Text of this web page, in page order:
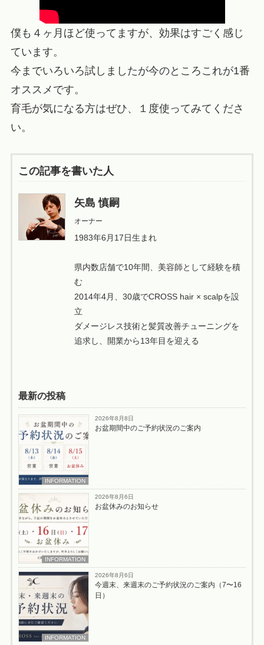
僕も４ヶ月ほど使ってますが、効果はすごく感じ
ています。
今までいろいろ試しましたが今のところこれが1番
オススメです。
育毛が気になる方はぜひ、１度使ってみてくださ
い。
この記事を書いた人
矢島 慎嗣
オーナー
1983年6月17日生まれ
県内数店舗で10年間、美容師として経験を積
む
2014年4月、30歳でCROSS hair × scalpを設
立
ダメージレス技術と髪質改善チューニングを
追求し、開業から13年目を迎える
最新の投稿
INFORMATION
2026年8月8日
お盆期間中のご予約状況のご案内
INFORMATION
2026年8月6日
お盆休みのお知らせ
INFORMATION
2026年8月6日
今週末、来週末のご予約状況のご案内（7〜16
日）